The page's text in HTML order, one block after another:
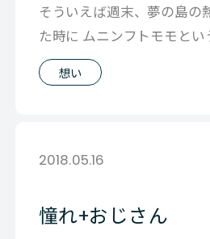
そういえば週末、夢の島の
た時に ムニンフトモモと
した。 フトモモ科という植
想い
2018.05.16
憧れ+おじさん